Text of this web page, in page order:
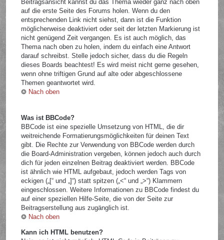
Beitragsansicht kannst du das Thema wieder ganz nach oben
auf die erste Seite des Forums holen. Wenn du den
entsprechenden Link nicht siehst, dann ist die Funktion
möglicherweise deaktiviert oder seit der letzten Markierung ist
nicht genügend Zeit vergangen. Es ist auch möglich, das
Thema nach oben zu holen, indem du einfach eine Antwort
darauf schreibst. Stelle jedoch sicher, dass du die Regeln
dieses Boards beachtest! Es wird meist nicht gerne gesehen,
wenn ohne triftigen Grund auf alte oder abgeschlossene
Themen geantwortet wird.
Nach oben
Was ist BBCode?
BBCode ist eine spezielle Umsetzung von HTML, die dir
weitreichende Formatierungsmöglichkeiten für deinen Text
gibt. Die Rechte zur Verwendung von BBCode werden durch
die Board-Administration vergeben, können jedoch auch durch
dich für jeden einzelnen Beitrag deaktiviert werden. BBCode
ist ähnlich wie HTML aufgebaut, jedoch werden Tags von
eckigen („[“ und „]“) statt spitzen („<“ und „>“) Klammern
eingeschlossen. Weitere Informationen zu BBCode findest du
auf einer speziellen Hilfe-Seite, die von der Seite zur
Beitragserstellung aus zugänglich ist.
Nach oben
Kann ich HTML benutzen?